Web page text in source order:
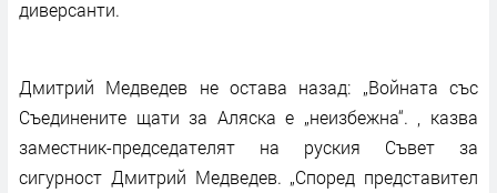
диверсанти.
Дмитрий Медведев не остава назад: „Войната със
Съединените щати за Аляска е „неизбежна“. , казва
заместник-председателят на руския Съвет за
сигурност Дмитрий Медведев. „Според представител